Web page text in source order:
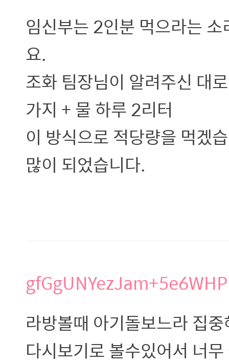
임신부는 2인분 먹으라는
요.
조화 팀장님이 알려주신 대
가지 + 물 하루 2리터
이 방식으로 적당량을 먹겠
많이 되었습니다.
라방볼때 아기돌보느라 집
다시보기로 볼수있어서 너